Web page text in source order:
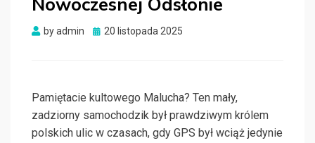
byadmin
Posted
20 listopada 2025
Pamiętacie kultowego Malucha? Ten mały,
zadziorny samochodzik był prawdziwym królem
polskich ulic w czasach, gdy GPS był wciąż jedynie